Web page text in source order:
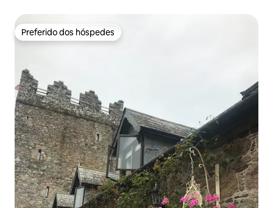
Preferido dos hóspedes
Preferido dos hóspedes